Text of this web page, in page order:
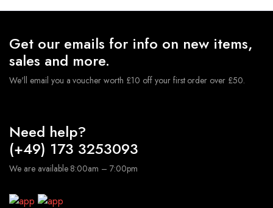
Get our emails for info on new items,
sales and more.
We'll email you a voucher worth £10 off your first order over £50.
Need help?
(+49) 173 3253093
We are available 8:00am – 7:00pm